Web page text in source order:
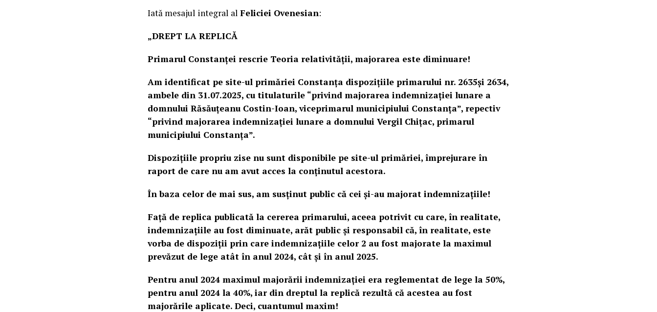
Iată mesajul integral al Feliciei Ovenesian:
„DREPT LA REPLICĂ
Primarul Constanței rescrie Teoria relativității, majorarea este diminuare!
Am identificat pe site-ul primăriei Constanța dispozițiile primarului nr. 2635și 2634,
ambele din 31.07.2025, cu titulaturile “privind majorarea indemnizației lunare a
domnului Răsăuțeanu Costin-Ioan, viceprimarul municipiului Constanța”, repectiv
“privind majorarea indemnizației lunare a domnului Vergil Chițac, primarul
municipiului Constanța”.
Dispozițiile propriu zise nu sunt disponibile pe site-ul primăriei, împrejurare în
raport de care nu am avut acces la conținutul acestora.
În baza celor de mai sus, am susținut public că cei și-au majorat indemnizațiile!
Față de replica publicată la cererea primarului, aceea potrivit cu care, în realitate,
indemnizațiile au fost diminuate, arăt public și responsabil că, în realitate, este
vorba de dispoziții prin care indemnizațiile celor 2 au fost majorate la maximul
prevăzut de lege atât în anul 2024, cât și în anul 2025.
Pentru anul 2024 maximul majorării indemnizației era reglementat de lege la 50%,
pentru anul 2024 la 40%, iar din dreptul la replică rezultă că acestea au fost
majorările aplicate. Deci, cuantumul maxim!